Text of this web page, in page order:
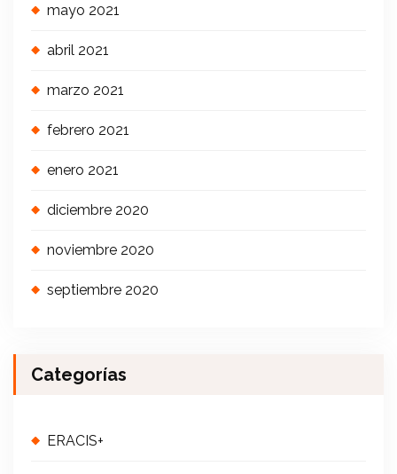
mayo 2021
abril 2021
marzo 2021
febrero 2021
enero 2021
diciembre 2020
noviembre 2020
septiembre 2020
Categorías
ERACIS+